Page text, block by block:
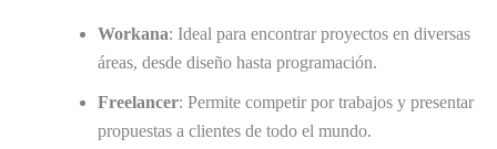
Workana: Ideal para encontrar proyectos en diversas
áreas, desde diseño hasta programación.
Freelancer: Permite competir por trabajos y presentar
propuestas a clientes de todo el mundo.